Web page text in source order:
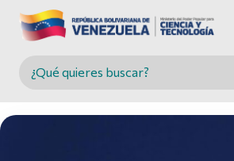
Buscar en MINCYT